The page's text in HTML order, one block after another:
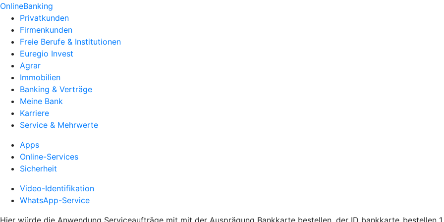
OnlineBanking
Privatkunden
Firmenkunden
Freie Berufe & Institutionen
Euregio Invest
Agrar
Immobilien
Banking & Verträge
Meine Bank
Karriere
Service & Mehrwerte
Apps
Online-Services
Sicherheit
Video-Identifikation
WhatsApp-Service
Hier würde die Anwendung Serviceaufträge mit mit der Ausprägung Bankkarte bestellen, der ID